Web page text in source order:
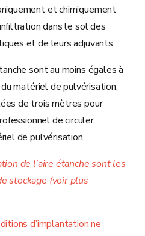
et chimiquement
dans le sol des
et de leurs adjuvants.
sont au moins égales à
matériel de pulvérisation,
de trois mètres pour
de circuler
de pulvérisation.
de l’aire étanche sont les
stockage (voir plus
d’implantation ne